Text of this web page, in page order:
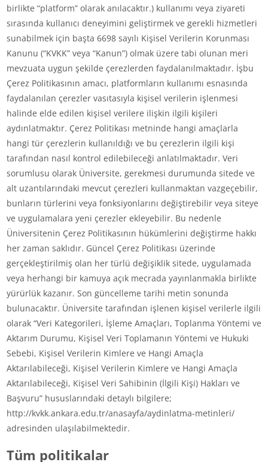
birlikte “platform” olarak anılacaktır.) kullanımı veya ziyareti
sırasında kullanıcı deneyimini geliştirmek ve gerekli hizmetleri
sunabilmek için başta 6698 sayılı Kişisel Verilerin Korunması
Kanunu (“KVKK” veya “Kanun”) olmak üzere tabi olunan meri
mevzuata uygun şekilde çerezlerden faydalanılmaktadır. İşbu
Çerez Politikasının amacı, platformların kullanımı esnasında
faydalanılan çerezler vasıtasıyla kişisel verilerin işlenmesi
halinde elde edilen kişisel verilere ilişkin ilgili kişileri
aydınlatmaktır. Çerez Politikası metninde hangi amaçlarla
hangi tür çerezlerin kullanıldığı ve bu çerezlerin ilgili kişi
tarafından nasıl kontrol edilebileceği anlatılmaktadır. Veri
sorumlusu olarak Üniversite, gerekmesi durumunda sitede ve
alt uzantılarındaki mevcut çerezleri kullanmaktan vazgeçebilir,
bunların türlerini veya fonksiyonlarını değiştirebilir veya siteye
ve uygulamalara yeni çerezler ekleyebilir. Bu nedenle
Üniversitenin Çerez Politikasının hükümlerini değiştirme hakkı
her zaman saklıdır. Güncel Çerez Politikası üzerinde
gerçekleştirilmiş olan her türlü değişiklik sitede, uygulamada
veya herhangi bir kamuya açık mecrada yayınlanmakla birlikte
yürürlük kazanır. Son güncelleme tarihi metin sonunda
bulunacaktır. Üniversite tarafından işlenen kişisel verilerle ilgili
olarak “Veri Kategorileri, İşleme Amaçları, Toplanma Yöntemi ve
Aktarım Durumu, Kişisel Veri Toplamanın Yöntemi ve Hukuki
Sebebi, Kişisel Verilerin Kimlere ve Hangi Amaçla
Aktarılabileceği, Kişisel Verilerin Kimlere ve Hangi Amaçla
Aktarılabileceği, Kişisel Veri Sahibinin (İlgili Kişi) Hakları ve
Başvuru” hususlarındaki detaylı bilgilere;
http://kvkk.ankara.edu.tr/anasayfa/aydinlatma-metinleri/
adresinden ulaşılabilmektedir.
Tüm politikalar